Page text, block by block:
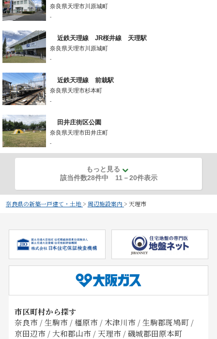
奈良県天理市川原城町
-
近鉄天理線 JR桜井線 天理駅
奈良県天理市川原城町
-
近鉄天理線 前栽駅
奈良県天理市杉本町
-
田井庄街区公園
奈良県天理市田井庄町
-
もっと見る
該当件数28件中 11 －20件表示
奈良県の新築一戸建て・土地> 周辺施設案内 > 天理市
市区町村から探す
奈良市 / 生駒市 / 橿原市 / 木津川市 / 生駒郡斑鳩町 /
京田辺市 / 大和郡山市 / 天理市 / 磯城郡田原本町